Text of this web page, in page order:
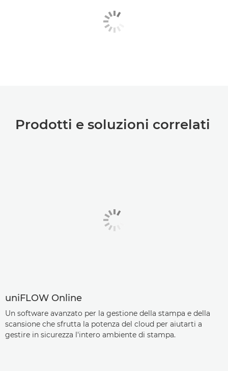
Prodotti e soluzioni correlati
uniFLOW Online
Un software avanzato per la gestione della stampa e della
scansione che sfrutta la potenza del cloud per aiutarti a
gestire in sicurezza l'intero ambiente di stampa.